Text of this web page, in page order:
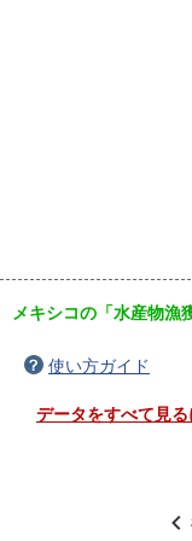
メキシコの「水産物漁
使い方ガイド
データをすべて見る